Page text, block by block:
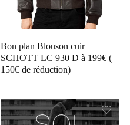
Bon plan Blouson cuir
SCHOTT LC 930 D à 199€ (
150€ de réduction)